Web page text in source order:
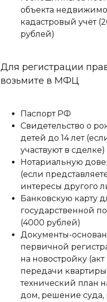
объекта
кадастровый учёт
рублей)
Для регистрации
возьмите в МФЦ
Паспорт РФ
Свидетельство о
детей до 14 лет
участвуют в сделке)
Нотариальную
(если
интересы другого
Банковскую карту
государственной
(4000 рублей)
Документы-
первичной
на новостройку
передачи
технический план
дом, решение